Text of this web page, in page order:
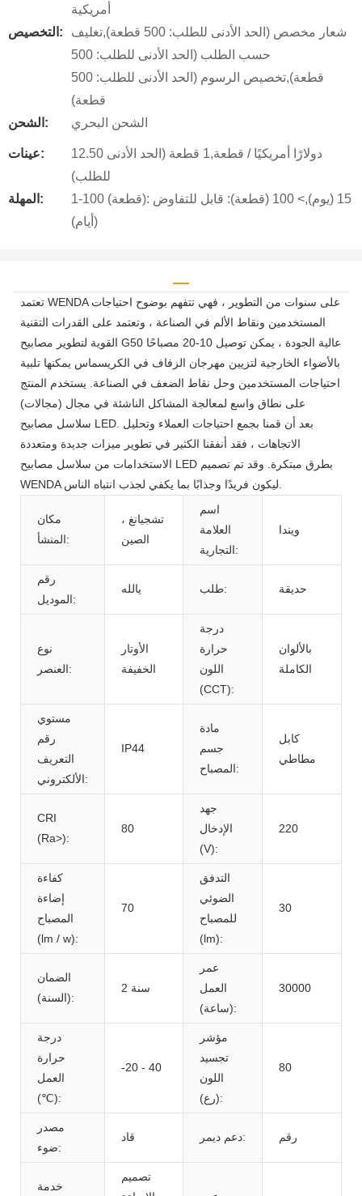
أمريكية
التخصيص:
شعار مخصص (الحد الأدنى للطلب: 500 قطعة),تغليف
حسب الطلب (الحد الأدنى للطلب: 500
قطعة),تخصيص الرسوم (الحد الأدنى للطلب: 500
قطعة)
الشحن:
الشحن البحري
عينات:
12.50 دولارًا أمريكيًا / قطعة,1 قطعة (الحد الأدنى
للطلب)
المهلة:
1-100 (قطعة): 15 (يوم),> 100 (قطعة): قابل للتفاوض
(أيام)
تعتمد WENDA على سنوات من التطوير ، فهي تتفهم بوضوح احتياجات
المستخدمين ونقاط الألم في الصناعة ، وتعتمد على القدرات التقنية
القوية لتطوير مصابيح G50 عالية الجودة ، يمكن توصيل 10-20 مصباحًا
بالأضواء الخارجية لتزيين مهرجان الزفاف في الكريسماس يمكنها تلبية
احتياجات المستخدمين وحل نقاط الضعف في الصناعة. يستخدم المنتج
على نطاق واسع لمعالجة المشاكل الناشئة في مجال (مجالات)
سلاسل مصابيح LED. بعد أن قمنا بجمع احتياجات العملاء وتحليل
الاتجاهات ، فقد أنفقنا الكثير في تطوير ميزات جديدة ومتعددة
الاستخدامات من سلاسل مصابيح LED بطرق مبتكرة. وقد تم تصميم
مكان
المنشأ:
تشجيانغ ،
الصين
اسم
العلامة
التجارية:
ويندا
رقم
الموديل:
يالله طلب: حديقة
نوع
العنصر:
الأوتار
الخفيفة
درجة
حرارة
اللون
(CCT):
بالألوان
الكاملة
مستوي
رقم
التعريف
الألكتروني:
IP44
مادة
جسم
المصباح:
كابل
مطاطي
CRI
(Ra>):
80
جهد
الإدخال
(V):
220
كفاءة
إضاءة
المصباح
(lm / w):
70
التدفق
الضوئي
للمصباح
(lm):
30
الضمان
(السنة):
2 سنة
عمر
العمل
(ساعة):
30000
درجة
حرارة
العمل
(℃):
-20 - 40
مؤشر
تجسيد
اللون
(رع):
80
مصدر
ضوء:
قاد دعم ديمر: رقم
خدمة
تصميم